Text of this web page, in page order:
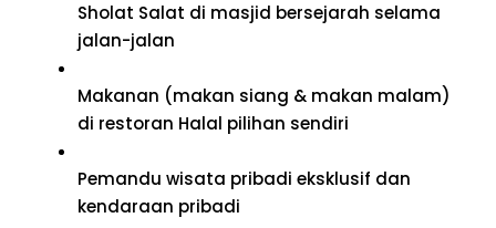
Sholat Salat di masjid bersejarah selama
jalan-jalan
Makanan (makan siang & makan malam)
di restoran Halal pilihan sendiri
Pemandu wisata pribadi eksklusif dan
kendaraan pribadi